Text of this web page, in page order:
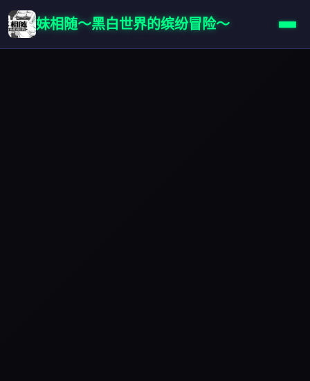
妹相随～黑白世界的缤纷冒险～